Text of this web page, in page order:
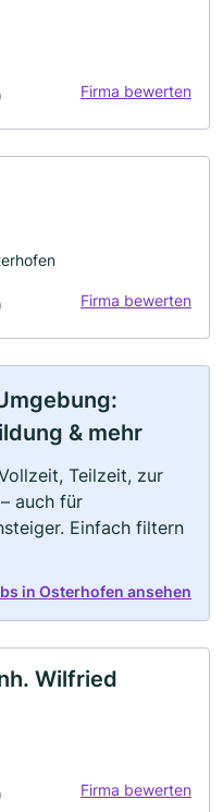
Firma bewerten
Firma bewerten
& mehr
Teilzeit, zur
auch für
Einfach filtern
in Osterhofen ansehen
Wilfried
Firma bewerten